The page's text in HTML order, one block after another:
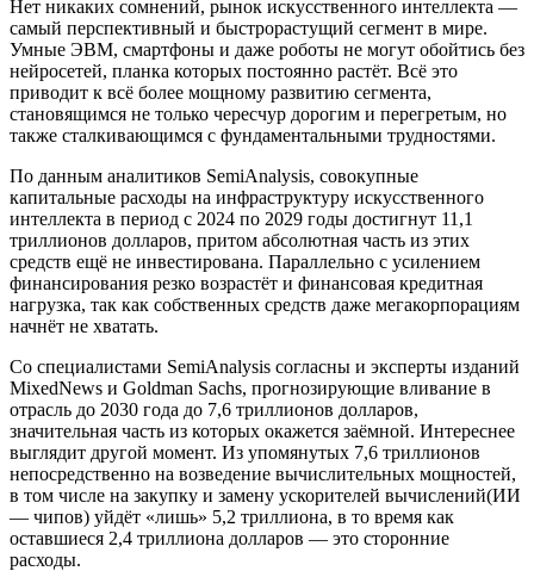
Нет никаких сомнений, рынок искусственного интеллекта —
самый перспективный и быстрорастущий сегмент в мире.
Умные ЭВМ, смартфоны и даже роботы не могут обойтись без
нейросетей, планка которых постоянно растёт. Всё это
приводит к всё более мощному развитию сегмента,
становящимся не только чересчур дорогим и перегретым, но
также сталкивающимся с фундаментальными трудностями.
По данным аналитиков SemiAnalysis, совокупные
капитальные расходы на инфраструктуру искусственного
интеллекта в период с 2024 по 2029 годы достигнут 11,1
триллионов долларов, притом абсолютная часть из этих
средств ещё не инвестирована. Параллельно с усилением
финансирования резко возрастёт и финансовая кредитная
нагрузка, так как собственных средств даже мегакорпорациям
начнёт не хватать.
Со специалистами SemiAnalysis согласны и эксперты изданий
MixedNews и Goldman Sachs, прогнозирующие вливание в
отрасль до 2030 года до 7,6 триллионов долларов,
значительная часть из которых окажется заёмной. Интереснее
выглядит другой момент. Из упомянутых 7,6 триллионов
непосредственно на возведение вычислительных мощностей,
в том числе на закупку и замену ускорителей вычислений(ИИ
— чипов) уйдёт «лишь» 5,2 триллиона, в то время как
оставшиеся 2,4 триллиона долларов — это сторонние
расходы.